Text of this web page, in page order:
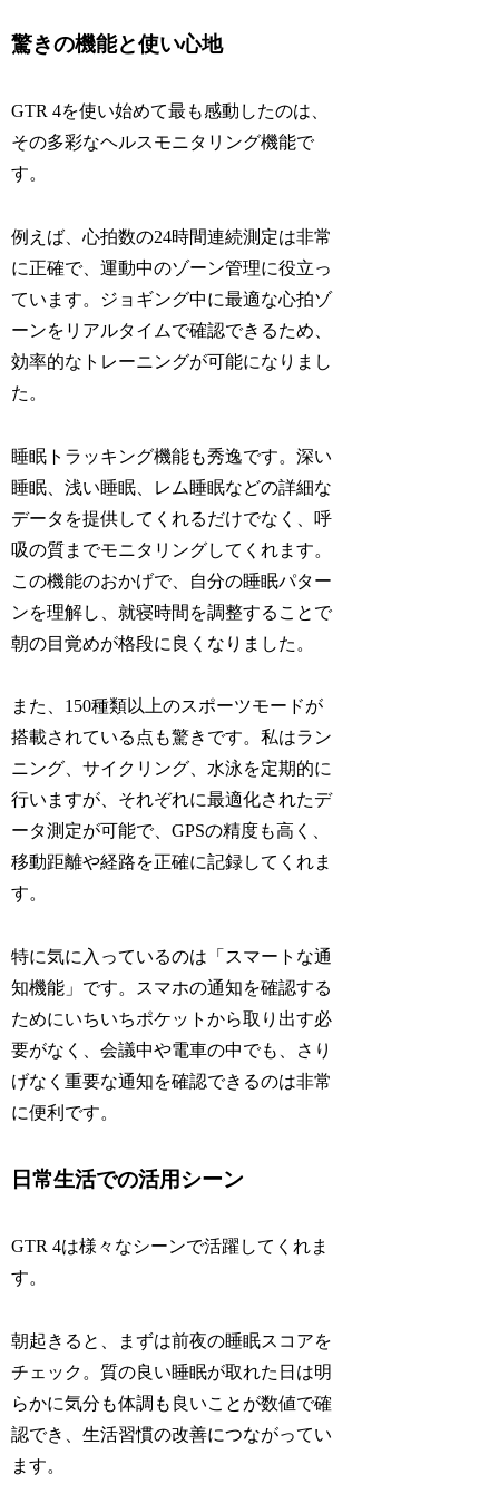
驚きの機能と使い心地
GTR 4を使い始めて最も感動したのは、
その多彩なヘルスモニタリング機能で
す。
例えば、心拍数の24時間連続測定は非常
に正確で、運動中のゾーン管理に役立っ
ています。ジョギング中に最適な心拍ゾ
ーンをリアルタイムで確認できるため、
効率的なトレーニングが可能になりまし
た。
睡眠トラッキング機能も秀逸です。深い
睡眠、浅い睡眠、レム睡眠などの詳細な
データを提供してくれるだけでなく、呼
吸の質までモニタリングしてくれます。
この機能のおかげで、自分の睡眠パター
ンを理解し、就寝時間を調整することで
朝の目覚めが格段に良くなりました。
また、150種類以上のスポーツモードが
搭載されている点も驚きです。私はラン
ニング、サイクリング、水泳を定期的に
行いますが、それぞれに最適化されたデ
ータ測定が可能で、GPSの精度も高く、
移動距離や経路を正確に記録してくれま
す。
特に気に入っているのは「スマートな通
知機能」です。スマホの通知を確認する
ためにいちいちポケットから取り出す必
要がなく、会議中や電車の中でも、さり
げなく重要な通知を確認できるのは非常
に便利です。
日常生活での活用シーン
GTR 4は様々なシーンで活躍してくれま
す。
朝起きると、まずは前夜の睡眠スコアを
チェック。質の良い睡眠が取れた日は明
らかに気分も体調も良いことが数値で確
認でき、生活習慣の改善につながってい
ます。